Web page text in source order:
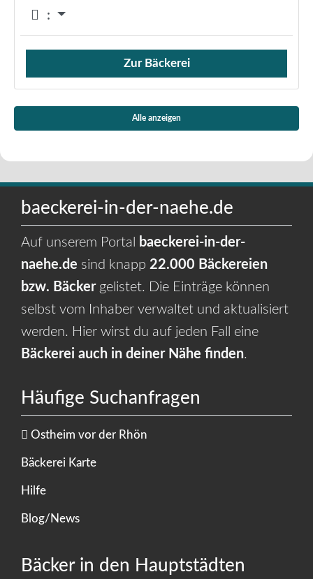
:
Verkauf von Brötchen,
Zur Bäckerei
Alle anzeigen
baeckerei-in-der-naehe.de
Auf unserem Portal
baeckerei-in-der-
naehe.de sind knapp 22.000 Bäckereien
bzw. Bäckergelistet. Die Einträge können
selbst vom Inhaber verwaltet und aktualisiert
werden. Hier wirst du auf jeden Fall eine
Bäckerei auch in deiner Nähe finden.
Häufige Suchanfragen
Ostheim vor der Rhön
Bäckerei Karte
Hilfe
Blog/News
Bäcker in den Hauptstädten